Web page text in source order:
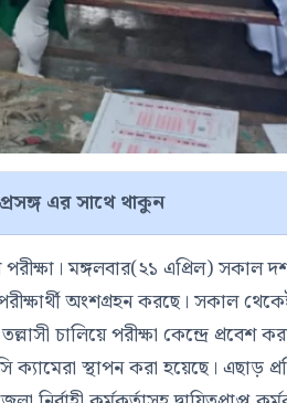
এর সাথে থাকুন
মঙ্গলবার(২১ এপ্রিল) সকাল
অংশগ্রহন করছে। সকাল
চালিয়ে পরীক্ষা কেন্দ্রে প্রবেশ
স্থাপন করা হয়েছে। এছাড়